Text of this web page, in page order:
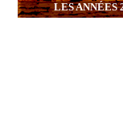
LES ANNÉES